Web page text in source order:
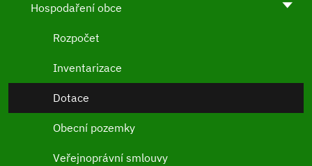
Hospodaření obce
Rozpočet
Inventarizace
Dotace
Obecní pozemky
Veřejnoprávní smlouvy